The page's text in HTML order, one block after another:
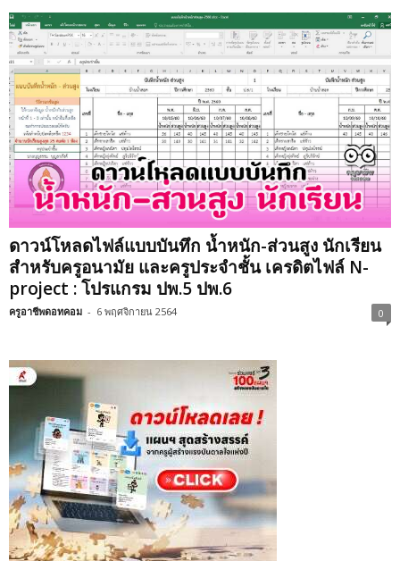
ดาวน์โหลดไฟล์แบบบันทึก น้ำหนัก-ส่วนสูง นักเรียน
สำหรับครูอนามัย และครูประจำชั้น เครดิตไฟล์ N-
project : โปรแกรม ปพ.5 ปพ.6
ครูอาชีพดอทคอม - 6 พฤศจิกายน 2564 0